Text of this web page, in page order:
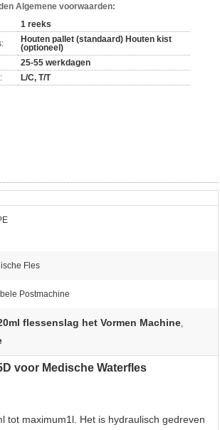
Algemene voorwaarden:
1 reeks
Houten pallet (standaard) Houten kist
(optioneel)
25-55 werkdagen
L/C, T/T
Fles
Postmachine
flessenslag het Vormen Machine,
voor Medische Waterfles
tot maximum1l. Het is hydraulisch gedreven